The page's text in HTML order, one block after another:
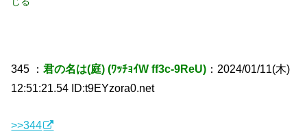
345 ：君の名は(庭) (ﾜｯﾁｮｲW ff3c-9ReU) ：2024/01/11(木)
12:51:21.54 ID:t9EYzora0.net
>>344